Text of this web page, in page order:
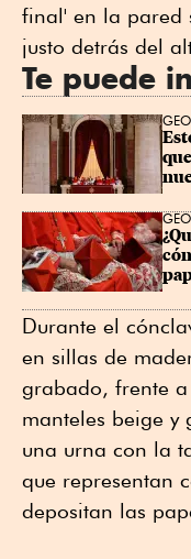
final' en la pared
justo detrás del
Te puede
Durante el
en sillas de
grabado, frente a
manteles beige
una urna con la
que representan
depositan las